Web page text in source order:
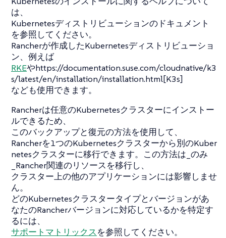
は、
Kubernetesディストリビューションのドキュメント
を参照してください。
Rancherが作成したKubernetesディストリビューショ
ン、例えば
RKEやhttps://documentation.suse.com/cloudnative/k3
s/latest/en/installation/installation.html[K3s]
なども使用できます。
Rancherは任意のKubernetesクラスターにインストー
ルできるため、
このバックアップと復元の方法を使用して、
Rancherを1つのKubernetesクラスターから別のKuber
netesクラスターに移行できます。この方法は_のみ
_Rancher関連のリソースを移行し、
クラスター上の他のアプリケーションには影響しませ
ん。
どのKubernetesクラスタータイプとバージョンがあ
なたのRancherバージョンに対応しているかを特定す
るには、
サポートマトリックスを参照してください。